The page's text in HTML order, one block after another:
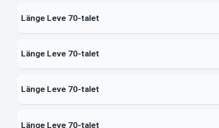
Länge Leve 70-talet
Länge Leve 70-talet
Länge Leve 70-talet
Länge Leve 70-talet